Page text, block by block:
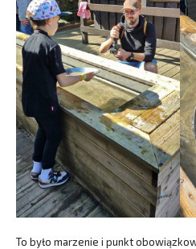
To było marzenie i punkt